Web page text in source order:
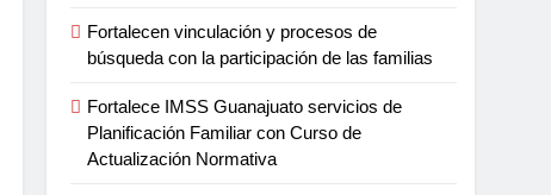
Fortalecen vinculación y procesos de
búsqueda con la participación de las familias
Fortalece IMSS Guanajuato servicios de
Planificación Familiar con Curso de
Actualización Normativa